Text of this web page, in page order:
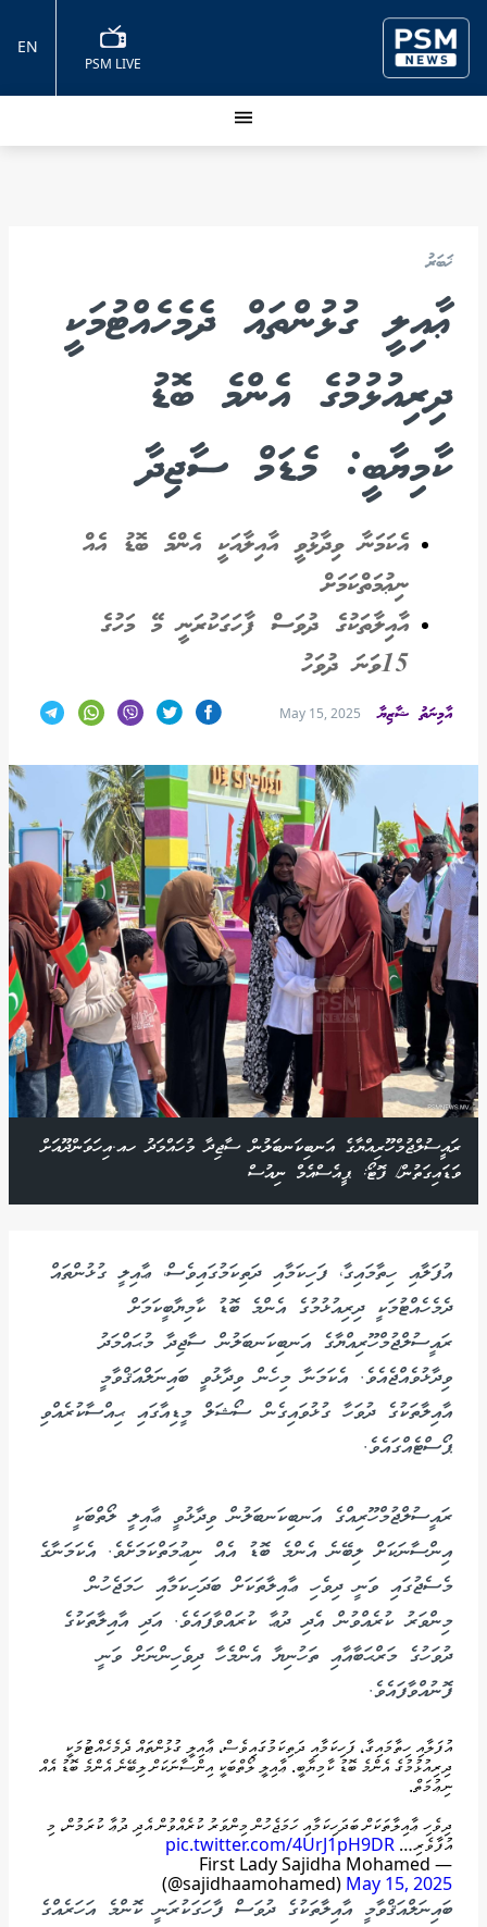
PSM LIVE
EN
ޚަބަރު
ޢާއިލީ ގުޅުންތައް ދެމެހެއްޓުމަކީ
ދިރިއުޅުމުގެ އެންމެ ބޮޑު
ކާމިޔާބީ: މެޑަމް ސާޖިދާ
އެކަމަނާ ވިދާޅުވީ އާއިލާއަކީ އެންމެ ބޮޑު އެއް
ނިޢުމަތްކަމަށް
އާއިލާތަކުގެ ދުވަސް ފާހަގަކުރަނީ މޭ މަހުގެ
15ވަނަ ދުވަހު
އާމިނަތު ޝާޒިޔާ May 15, 2025
ރައީސުލްޖުމްހޫރިއްޔާގެ އަނބިކަނބަލުން ސާޖިދާ މުހައްމަދު ހއ.އިހަވަންދޫއަށް
ވަޑައިގަތުން/ ފޮޓޯ: ޕީއެސްއެމް ނިއުސް
އުފަލާއި ހިތާމައިގާ، ފަހިކަމާއި ދަތިކަމުގައިވެސް، ޢާއިލީ ގުޅުންތައް
ދެމެހެއްޓުމަކީ ދިރިއުޅުމުގެ އެންމެ ބޮޑު ކާމިޔާބީކަމަށް
ރައީސުލްޖުމްހޫރިއްޔާގެ އަނބިކަނބަލުން ސާޖިދާ މުޙައްމަދު
ވިދާޅުވެއްޖެއެވެ. އެކަމަނާ މިހެން ވިދާޅުވީ ބައިނަލްއަޤްވާމީ
އާއިލާތަކުގެ ދުވަހާ ގުޅުވައިގެން ސޯޝަލް މީޑިއާގައި ޙިއްސާކުރެއްވި
ޕޯސްޓެއްގައެވެ.
ރައީސުލްޖުމްހޫރިއްގެ އަނބިކަނބަލުން ވިދާޅުވީ ޢާއިލީ ލޯތްބަކީ
އިންސާނަކަށް ލިބޭނެ އެންމެ ބޮޑު އެއް ނިޢުމަތްކަމަށެވެ. އެކަމަނާގެ
މެސެޖުގައި ވަނީ ދިވެހި ޢާއިލާތަކަށް ބަދަހިކަމާއި ހަމަޖެހުން
މިންވަރު ކުރެއްވުން އެދި ދުޢާ ކުރައްވާފައެވެ. އަދި އާއިލާތަކުގެ
ދުވަހުގެ މަރްޙަބާއާއި ތަހުނިޔާ އެންމެހާ ދިވެހިންނަށް ވަނީ
ފޮނުއްވާފައެވެ.
އުފަލާއި ހިތާމައިގާ، ފަހިކަމާއި ދަތިކަމުގައިވެސް، ޢާއިލީ ގުޅުންތައް ދެމެހެއްޓުމަކީ
ދިރިއުޅުމުގެ އެންމެ ބޮޑު ކާމިޔާބީ. ޢާއިލީ ލޯތްބަކީ އިންސާނަކަށް ލިބޭނެ އެންމެ ބޮޑު އެއް
ނިޢުމަތް.
ދިވެހި ޢާއިލާތަކަށް ބަދަހިކަމާއި ހަމަޖެހުން މިންވަރު ކުރެއްވުން އެދި ދުޢާ ކުރަމުން، މި
އުފާވެރި… pic.twitter.com/4UrJ1pH9DR
— First Lady Sajidha Mohamed
(@sajidhaamohamed) May 15, 2025
ބައިނަލްއަޤްވާމީ އާއިލާތަކުގެ ދުވަސް ފާހަގަކުރަނީ ކޮންމެ އަހަރެއްގެ